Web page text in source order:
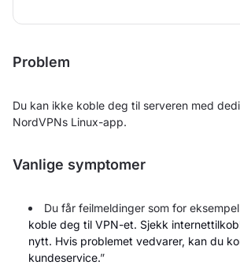
Problem
Du kan ikke koble deg til serveren med
NordVPNs Linux-app.
Vanlige symptomer
Du får feilmeldinger som for
koble deg til VPN-et. Sjekk
nytt. Hvis problemet vedvarer, kan du
kundeservice.”